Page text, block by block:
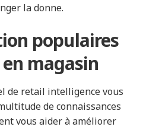
la donne.
populaires
magasin
de retail intelligence vous
de connaissances
vous aider à améliorer